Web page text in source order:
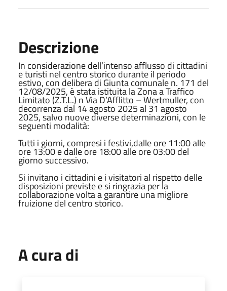
Descrizione
In considerazione dell’intenso afflusso di cittadini
e turisti nel centro storico durante il periodo
estivo, con delibera di Giunta comunale n. 171 del
12/08/2025, è stata istituita la Zona a Traffico
Limitato (Z.T.L.) n Via D’Afflitto – Wertmuller, con
decorrenza dal 14 agosto 2025 al 31 agosto
2025, salvo nuove diverse determinazioni, con le
seguenti modalità:
Tutti i giorni, compresi i festivi,dalle ore 11:00 alle
ore 13:00 e dalle ore 18:00 alle ore 03:00 del
giorno successivo.
Si invitano i cittadini e i visitatori al rispetto delle
disposizioni previste e si ringrazia per la
collaborazione volta a garantire una migliore
fruizione del centro storico.
A cura di